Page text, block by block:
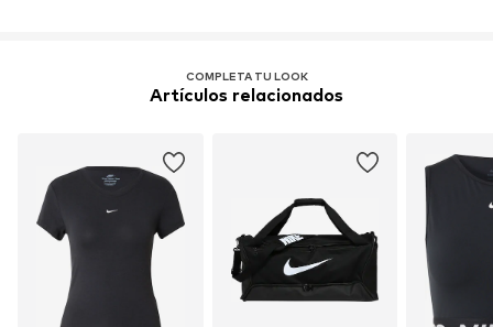
COMPLETA TU LOOK
Artículos relacionados